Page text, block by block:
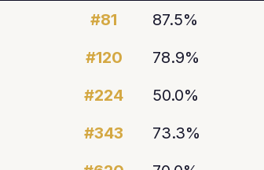
#81 87.5%
#120 78.9%
#224 50.0%
#343 73.3%